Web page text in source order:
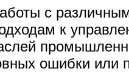
с
к
ошибки или